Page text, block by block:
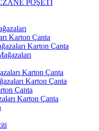
POŞETİ
Karton Çanta
Karton Çanta
Karton Çanta
Karton Çanta
Çanta
Karton Çanta